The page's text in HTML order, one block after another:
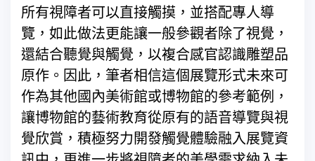
所有視障者可以直接觸摸，並搭配專人導
覽，如此做法更能讓一般參觀者除了視覺，
還結合聽覺與觸覺，以複合感官認識雕塑品
原作。因此，筆者相信這個展覽形式未來可
作為其他國內美術館或博物館的參考範例，
讓博物館的藝術教育從原有的語音導覽與視
覺欣賞，積極努力開發觸覺體驗融入展覽資